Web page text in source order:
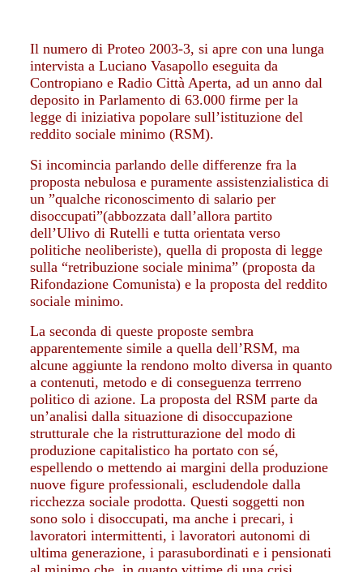
Il numero di Proteo 2003-3, si apre con una lunga
intervista a Luciano Vasapollo eseguita da
Contropiano e Radio Città Aperta, ad un anno dal
deposito in Parlamento di 63.000 firme per la
legge di iniziativa popolare sull’istituzione del
reddito sociale minimo (RSM).
Si incomincia parlando delle differenze fra la
proposta nebulosa e puramente assistenzialistica di
un ”qualche riconoscimento di salario per
disoccupati”(abbozzata dall’allora partito
dell’Ulivo di Rutelli e tutta orientata verso
politiche neoliberiste), quella di proposta di legge
sulla “retribuzione sociale minima” (proposta da
Rifondazione Comunista) e la proposta del reddito
sociale minimo.
La seconda di queste proposte sembra
apparentemente simile a quella dell’RSM, ma
alcune aggiunte la rendono molto diversa in quanto
a contenuti, metodo e di conseguenza terrreno
politico di azione. La proposta del RSM parte da
un’analisi dalla situazione di disoccupazione
strutturale che la ristrutturazione del modo di
produzione capitalistico ha portato con sé,
espellendo o mettendo ai margini della produzione
nuove figure professionali, escludendole dalla
ricchezza sociale prodotta. Questi soggetti non
sono solo i disoccupati, ma anche i precari, i
lavoratori intermittenti, i lavoratori autonomi di
ultima generazione, i parasubordinati e i pensionati